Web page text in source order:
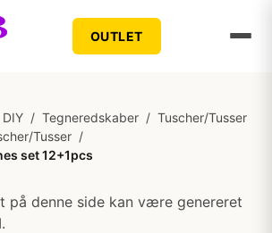
OUTLET
/ Tegneredskaber / Tuscher/Tusser
Tusser /
set 12+1pcs
på denne side kan være genereret